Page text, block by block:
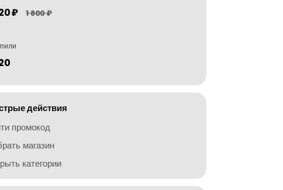
₽ 1 800 ₽
действия
промокод
магазин
категории